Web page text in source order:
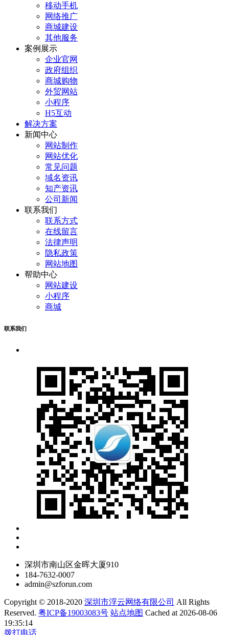
移动手机
网络推广
商城建设
其他服务
案例展示
企业官网
政府组织
商城购物
外贸网站
小程序
H5互动
解决方案
新闻中心
网站制作
网站优化
常见问题
域名资讯
知产资讯
公司新闻
联系我们
联系方式
在线留言
法律声明
隐私政策
网站地图
帮助中心
网站建设
小程序
商城
联系我们
深圳市南山区金晖大厦910
184-7632-0007
admin@szforun.com
Copyright © 2018-2020 深圳市浮云网络有限公司 All Rights
Reserved. 粤ICP备19003083号 站点地图 Cached at 2026-08-06
19:35:14
拨打电话